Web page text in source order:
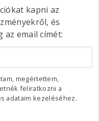
kapni az
és
email címét:
megértettem,
feliratkozni a
adataim kezeléséhez.